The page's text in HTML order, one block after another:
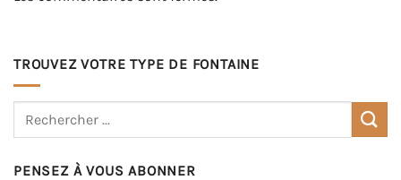
TROUVEZ VOTRE TYPE DE FONTAINE
PENSEZ À VOUS ABONNER